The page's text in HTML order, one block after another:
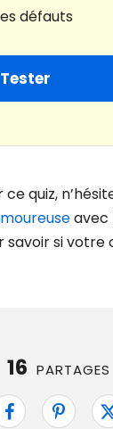
défauts
quiz,
avec
savoir si votre
16 PARTAGES